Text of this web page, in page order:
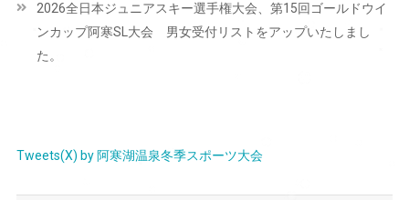
ゲ
ー
ン
2026全日本ジュニアスキー選手権大会、第15回ゴールドウイ
ンカップ阿寒SL大会 男女受付リストをアップいたしまし
た。
Tweets(X) by 阿寒湖温泉冬季スポーツ大会